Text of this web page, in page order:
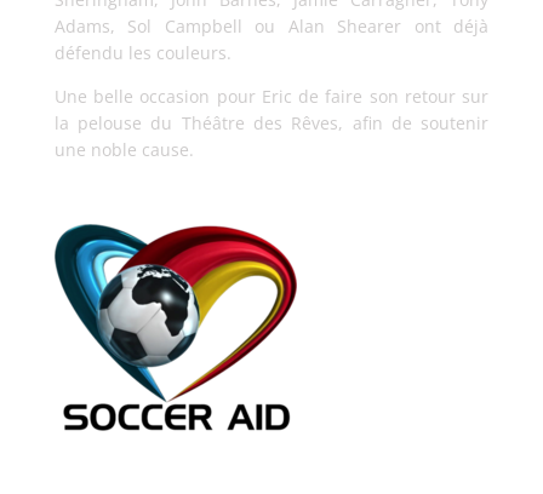
Adams, Sol Campbell ou Alan Shearer ont déjà
défendu les couleurs.
Une belle occasion pour Eric de faire son retour sur
la pelouse du Théâtre des Rêves, afin de soutenir
une noble cause.